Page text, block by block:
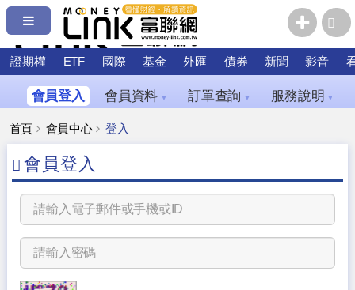
證期權 ETF 國際 基金 外匯 債券 新聞 影音
會員登入 會員資料 ▼ 訂單查詢 ▼ 服務說明 ▼
首頁 會員中心 登入
會員登入